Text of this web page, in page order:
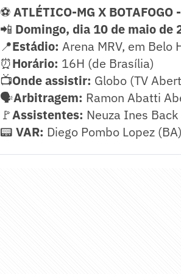
⚽ATLÉTICO-MG X
📲 Domingo, dia 10 de maio de
📍Estádio: Arena MRV, em Belo
⏰Horário: 16H (de Brasília)
📺Onde assistir: Globo (TV
🗣️Arbitragem: Ramon Abatti
🚩Assistentes: Neuza Ines
📟 VAR: Diego Pombo Lopez (BA)